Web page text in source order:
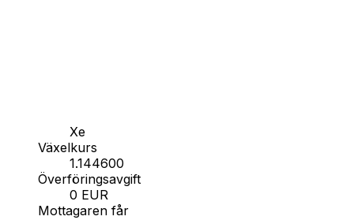
Xe
Växelkurs
1.144600
Överföringsavgift
0 EUR
Mottagaren får